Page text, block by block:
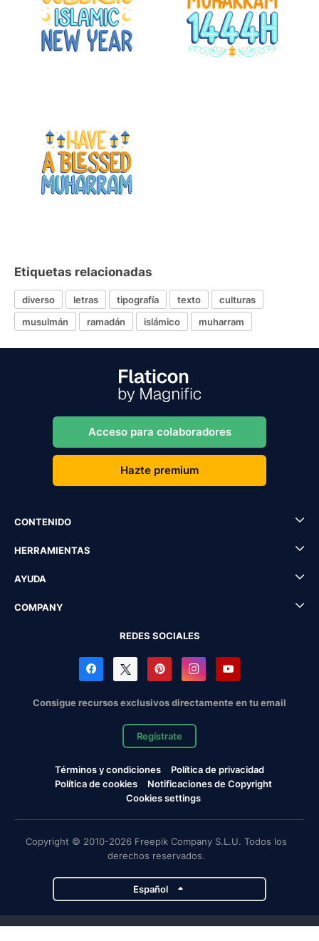
Etiquetas relacionadas
diverso letras tipografía texto
culturas
musulmán
ramadán islámico muharram
Acceso para colaboradores
Hazte premium
CONTENIDO
HERRAMIENTAS
AYUDA
COMPANY
REDES SOCIALES
Consigue recursos exclusivos directamente en tu email
Regístrate
Términos y condiciones
Política de privacidad
Política de cookies
Notificaciones de Copyright
Cookies settings
Copyright © 2010-2026 Freepik Company S.L.U. Todos los
derechos reservados.
Español